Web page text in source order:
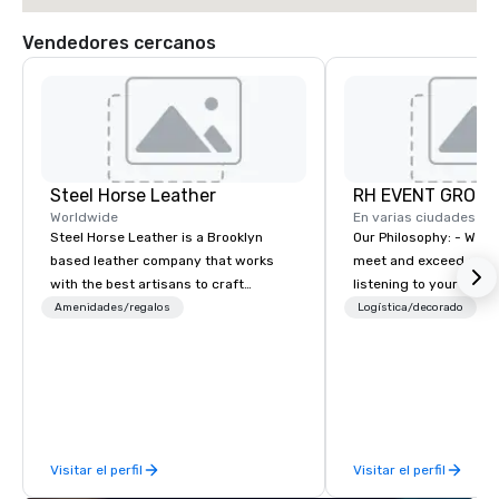
Vendedores cercanos
Steel Horse Leather
Worldwide
Steel Horse Leather is a Brooklyn
based leather company that works
with the best artisans to craft
handmade leather bags, backpacks,
exclusive collection of handmade
leather bags. Our range includes
Amenidades/regalos
Visitar el perfil
RH EVENT
En varias ciudades
Our Philosophy: - We consistently
meet and exceed
listening to your
sure you gain the
innovative events for
design. - Finally, we
Logística/decorado
Visitar el perfil